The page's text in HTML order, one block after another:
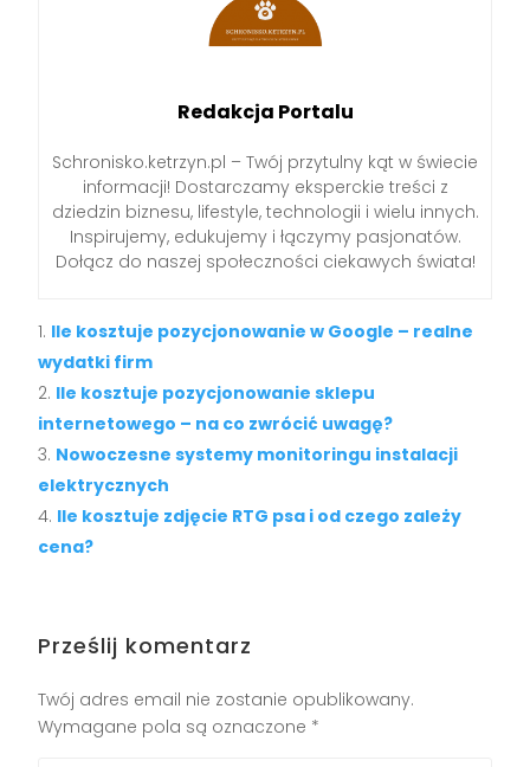
Redakcja Portalu
Schronisko.ketrzyn.pl – Twój przytulny kąt w świecie
informacji! Dostarczamy eksperckie treści z
dziedzin biznesu, lifestyle, technologii i wielu innych.
Inspirujemy, edukujemy i łączymy pasjonatów.
Dołącz do naszej społeczności ciekawych świata!
Ile kosztuje pozycjonowanie w Google – realne
wydatki firm
Ile kosztuje pozycjonowanie sklepu
internetowego – na co zwrócić uwagę?
Nowoczesne systemy monitoringu instalacji
elektrycznych
Ile kosztuje zdjęcie RTG psa i od czego zależy
cena?
Prześlij komentarz
Twój adres email nie zostanie opublikowany.
Wymagane pola są oznaczone *